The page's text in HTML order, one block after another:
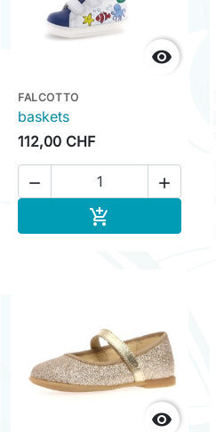

FALCOTTO
baskets
112,00 CHF
 

